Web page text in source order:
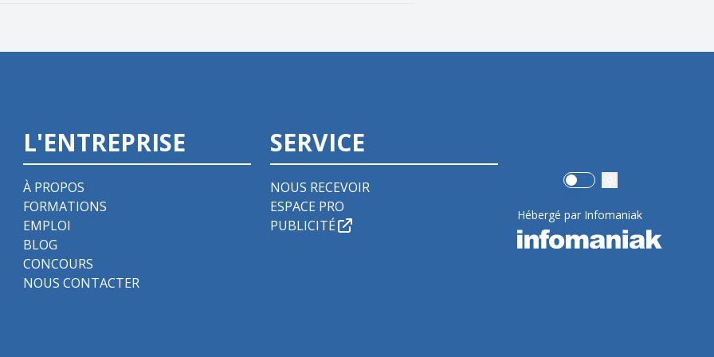
L'ENTREPRISE
À PROPOS
FORMATIONS
EMPLOI
BLOG
CONCOURS
NOUS CONTACTER
SERVICE
NOUS RECEVOIR
ESPACE PRO
PUBLICITÉ
Use setting
Hébergé par Infomaniak